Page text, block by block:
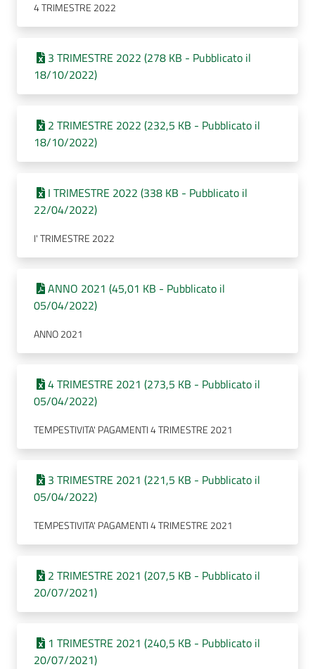
4 TRIMESTRE 2022
3 TRIMESTRE 2022 (278 KB - Pubblicato il
18/10/2022)
2 TRIMESTRE 2022 (232,5 KB - Pubblicato il
18/10/2022)
I TRIMESTRE 2022 (338 KB - Pubblicato il
22/04/2022)
I' TRIMESTRE 2022
ANNO 2021 (45,01 KB - Pubblicato il
05/04/2022)
ANNO 2021
4 TRIMESTRE 2021 (273,5 KB - Pubblicato il
05/04/2022)
TEMPESTIVITA' PAGAMENTI 4 TRIMESTRE 2021
3 TRIMESTRE 2021 (221,5 KB - Pubblicato il
05/04/2022)
TEMPESTIVITA' PAGAMENTI 4 TRIMESTRE 2021
2 TRIMESTRE 2021 (207,5 KB - Pubblicato il
20/07/2021)
1 TRIMESTRE 2021 (240,5 KB - Pubblicato il
20/07/2021)